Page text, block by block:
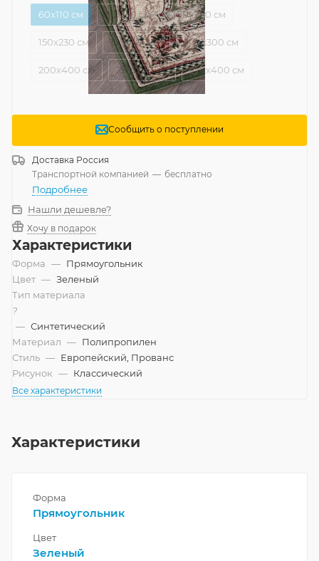
60x110 см
80x150 см 100x200 см
150x230 см 150x300 см 200x300 см
200x400 см 250x350 см 250x400 см
Сообщить о поступлении
Доставка Россия
Транспортной компанией — бесплатно
Подробнее
Нашли дешевле?
Хочу в подарок
Характеристики
Форма — Прямоугольник
Цвет — Зеленый
Тип материала
?
— Синтетический
Материал — Полипропилен
Стиль — Европейский, Прованс
Рисунок — Классический
Все характеристики
Характеристики
Форма
Прямоугольник
Цвет
Зеленый